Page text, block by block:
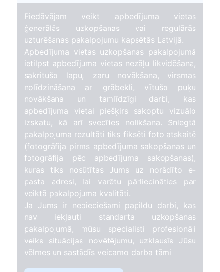
Piedāvājam veikt apbedījuma vietas
ģenerālās uzkopšanas vai regulārās
uzturēšanas pakalpojumu kapsētās Latvijā.
Apbedījuma vietas uzkopšanas pakalpojumā
ietilpst apbedījuma vietas nezāļu likvidēšana,
sakritušo lapu, zaru novākšana, virsmas
nolīdzināšana ar grābekli, vītušo puķu
novākšana un tamlīdzīgi darbi, kas
apbedījuma vietai piešķirs sakoptu vizuālo
izskatu, kā arī svecītes nolikšana. Sniegtā
pakalpojuma rezultāti tiks fiksēti foto atskaitē
(fotogrāfija pirms apbedījuma sakopšanas un
fotogrāfija pēc apbedījuma sakopšanas),
kuras tiks nosūtītas Jums uz norādīto e-
pasta adresi, lai varētu pārliecināties par
veiktā pakalpojuma kvalitāti.
Ja Jums ir nepieciešami papildu darbi, kas
nav iekļauti standarta uzkopšanas
pakalpojumā, mūsu specialisti profesionāli
veiks situācijas novētējumu, uzklausīs Jūsu
vēlmes un sastādīs veicamo darba tāmi